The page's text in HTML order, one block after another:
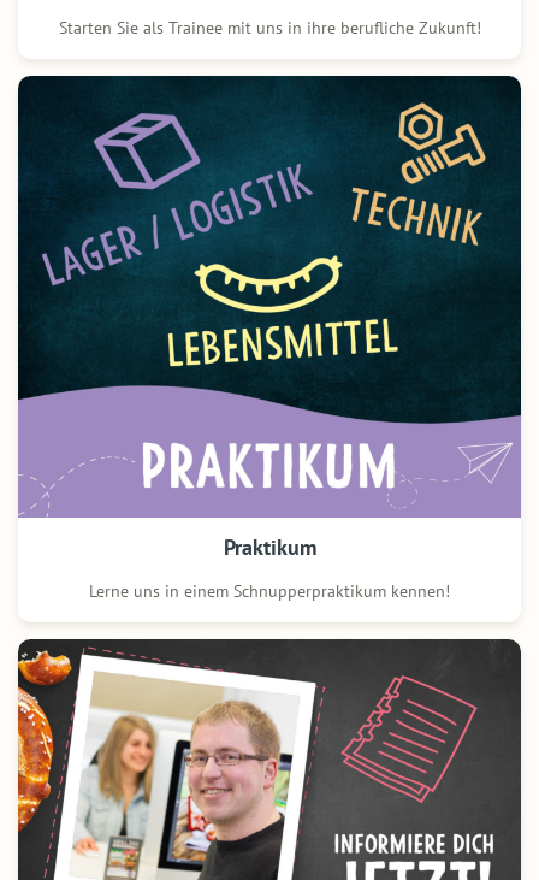
Starten Sie als Trainee mit uns in ihre berufliche Zukunft!
Praktikum
Lerne uns in einem Schnupperpraktikum kennen!